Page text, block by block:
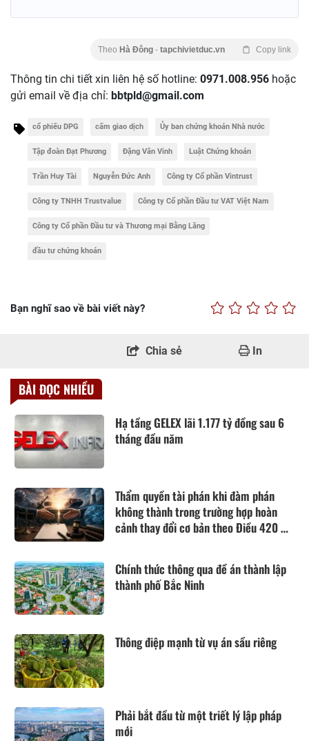
Theo Hà Đông - tapchivietduc.vn Copy link
Thông tin chi tiết xin liên hệ số hotline: 0971.008.956 hoặc
gửi email về địa chỉ: bbtpld@gmail.com
cổ phiếu DPG cấm giao dịch Ủy ban chứng khoán Nhà nước
Tập đoàn Đạt Phương Đặng Văn Vinh Luật Chứng khoán
Trần Huy Tài Nguyễn Đức Anh Công ty Cổ phần Vintrust
Công ty TNHH Trustvalue Công ty Cổ phần Đầu tư VAT Việt Nam
Công ty Cổ phần Đầu tư và Thương mại Bằng Lăng
đầu tư chứng khoán
Bạn nghĩ sao về bài viết này?
Chia sẻ In
BÀI ĐỌC NHIỀU
Hạ tầng GELEX lãi 1.177 tỷ đồng sau 6
tháng đầu năm
Thẩm quyền tài phán khi đàm phán
không thành trong trường hợp hoàn
cảnh thay đổi cơ bản theo Điều 420 Bộ
Chính thức thông qua đề án thành lập
thành phố Bắc Ninh
Thông điệp mạnh từ vụ án sầu riêng
Phải bắt đầu từ một triết lý lập pháp
mới